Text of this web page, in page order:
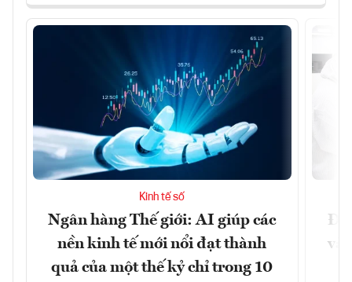
Kinh tế số
Ngân hàng Thế giới: AI giúp các
nền kinh tế mới nổi đạt thành
quả của một thế kỷ chỉ trong 10